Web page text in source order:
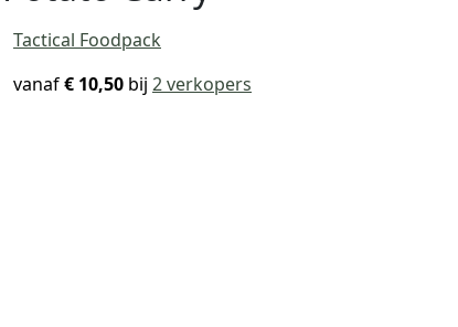
Tactical Foodpack
vanaf€ 10,50 bij 2 verkopers